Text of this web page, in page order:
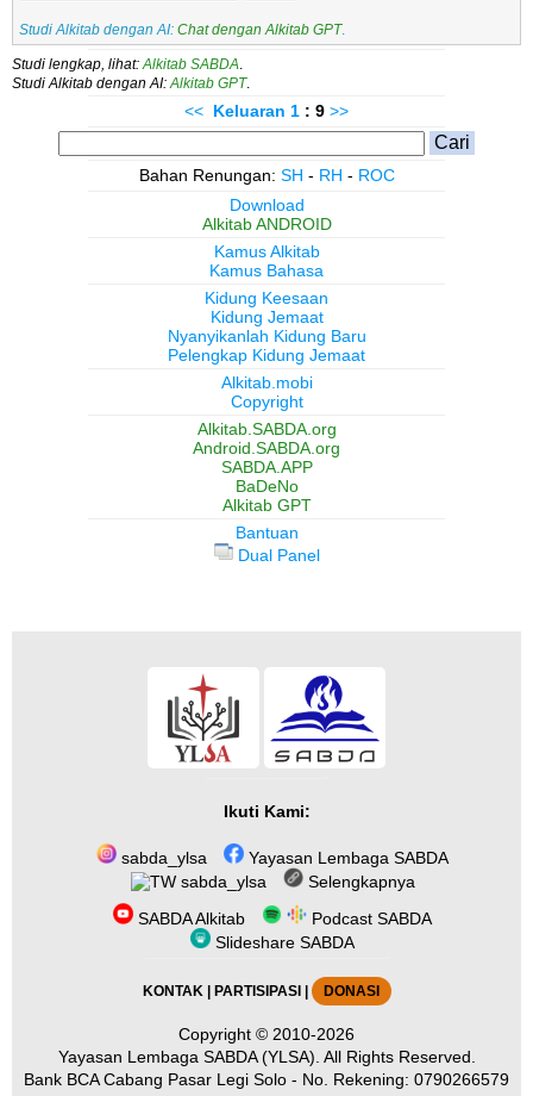
Studi Alkitab dengan AI: Chat dengan Alkitab GPT.
Studi lengkap, lihat: Alkitab SABDA
Studi Alkitab dengan AI: Alkitab GPT.
<< Keluaran 1 : 9 >>
Bahan Renungan: SH - RH - ROC
Download
Alkitab ANDROID
Kamus Alkitab
Kamus Bahasa
Kidung Keesaan
Kidung Jemaat
Nyanyikanlah Kidung Baru
Pelengkap Kidung Jemaat
Alkitab.mobi
Copyright
Alkitab.SABDA.org
Android.SABDA.org
SABDA.APP
BaDeNo
Alkitab GPT
Bantuan
Dual Panel
Ikuti Kami:
sabda_ylsa
Yayasan Lembaga SABDA
sabda_ylsa
Selengkapnya
SABDA Alkitab
Podcast SABDA
Slideshare SABDA
KONTAK | PARTISIPASI| DONASI
Copyright © 2010-2026
Yayasan Lembaga SABDA (YLSA). All Rights Reserved.
Bank BCA Cabang Pasar Legi Solo - No. Rekening: 0790266579